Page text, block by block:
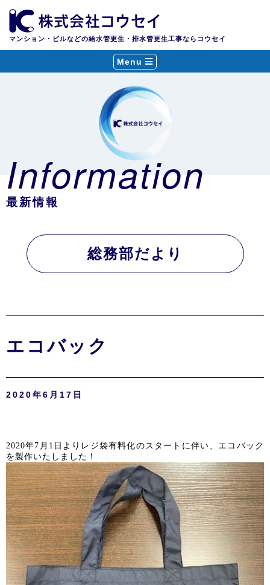
マンション・ビルなどの給水管更生・排水管更生工事ならコウセイ
Menu
Information
最新情報
総務部だより
エコバック
2020年6月17日
2020年7 月 1 日よりレジ袋有料化のスタートに伴い、エコバック
を製作いたしました！